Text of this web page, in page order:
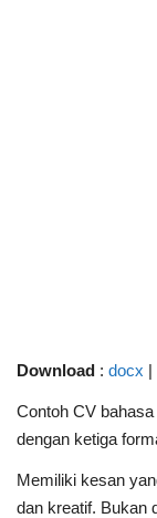
Download : docx |
Contoh CV
dengan ketiga
Memiliki kesan
dan kreatif. Bukan